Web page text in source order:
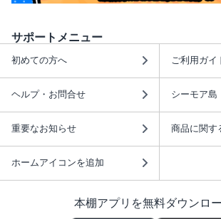
サポートメニュー
初めての方へ ご利用ガイ
ヘルプ・お問合せ シーモア島
重要なお知らせ 商品に関す
ホームアイコンを追加
本棚アプリを無料ダウンロー